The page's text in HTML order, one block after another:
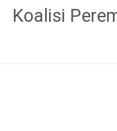
Koalisi